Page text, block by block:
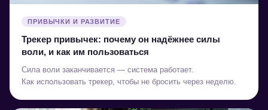
ПРИВЫЧКИ И РАЗВИТИЕ
Трекер привычек: почему он надёжнее силы
воли, и как им пользоваться
Сила воли заканчивается — система работает.
Как использовать трекер, чтобы не бросить через неделю.